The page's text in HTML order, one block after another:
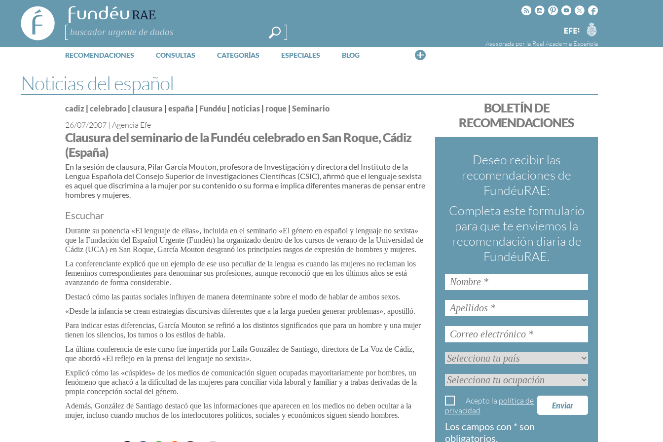
FundéuRAE
- Fundación
del Español
Urgente
Buscar
Facebook
Twitter
Youtube
Pinteres
Instagram
Rss
Agencia
EFE
Asesorada por la Real Academia Española
RECOMENDACIONES CONSULTAS CATEGORÍAS ESPECIALES BLOG
la Agencia Efe y la Real Academia Española,
cuyo objetivo es colaborar con el buen uso del
español en los medios de comunicación y en
Internet.
Noticias del español
BOLETÍN DE
RECOMENDACIONES
Deseo recibir las
recomendaciones de
FundéuRAE:
Completa este formulario
para que te enviemos la
recomendación diaria de
FundéuRAE.
Enviar
Acepto la política de
privacidad
Los campos con * son
obligatorios.
cadiz | celebrado | clausura | españa | Fundéu | noticias | roque | Seminario
26/07/2007 | Agencia Efe
Clausura del seminario de la Fundéu celebrado en San Roque, Cádiz
(España)
En la sesión de clausura, Pilar García Mouton, profesora de Investigación y directora del Instituto de la
Lengua Española del Consejo Superior de Investigaciones Científicas (CSIC), afirmó que el lenguaje sexista
es aquel que discrimina a la mujer por su contenido o su forma e implica diferentes maneras de pensar entre
hombres y mujeres.
Escuchar
Durante su ponencia «El lenguaje de ellas», incluida en el seminario «El género en español y lenguaje no sexista»
que la Fundación del Español Urgente (Fundéu) ha organizado dentro de los cursos de verano de la Universidad de
Cádiz (UCA) en San Roque, García Mouton desgranó los principales rasgos de expresión de hombres y mujeres.
La conferenciante explicó que un ejemplo de ese uso peculiar de la lengua es cuando las mujeres no reclaman los
femeninos correspondientes para denominar sus profesiones, aunque reconoció que en los últimos años se está
avanzando de forma considerable.
Destacó cómo las pautas sociales influyen de manera determinante sobre el modo de hablar de ambos sexos.
«Desde la infancia se crean estrategias discursivas diferentes que a la larga pueden generar problemas», apostilló.
Para indicar estas diferencias, García Mouton se refirió a los distintos significados que para un hombre y una mujer
tienen los silencios, los turnos o los estilos de habla.
La última conferencia de este curso fue impartida por Laila González de Santiago, directora de La Voz de Cádiz,
que abordó «El reflejo en la prensa del lenguaje no sexista».
Explicó cómo las «cúspides» de los medios de comunicación siguen ocupadas mayoritariamente por hombres, un
fenómeno que achacó a la dificultad de las mujeres para conciliar vida laboral y familiar y a trabas derivadas de la
propia concepción social del género.
Además, González de Santiago destacó que las informaciones que aparecen en los medios no deben ocultar a la
mujer, incluso cuando muchos de los interlocutores políticos, sociales y económicos siguen siendo hombres.